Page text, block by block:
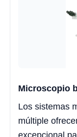
Microscopio
Los sistemas
múltiple